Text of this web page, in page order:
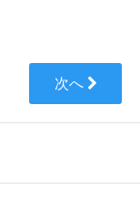
次へ